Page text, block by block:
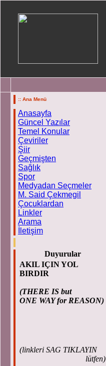
:: Ana Menü
Anasayfa
Güncel Yazılar
Temel Konular
Çeviriler
Şiir
Geçmişten
Sağlık
Spor
Medyadan Seçmeler
M. Said Çekmegil
Çocuklardan
Linkler
Arama
İletişim
Duyurular
AKIL IÇIN YOL
BIRDIR
(THERE IS but
ONE WAY for REASON)
(linkleri SAG TIKLAYIN
lütfen)